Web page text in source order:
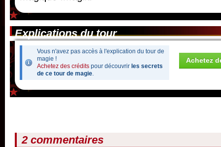
Explications du tour
Vous n'avez pas accès à l'explication du tour de
magie !
Achetez des crédits pour découvrir les secrets
de ce tour de magie.
Achetez
2 commentaires